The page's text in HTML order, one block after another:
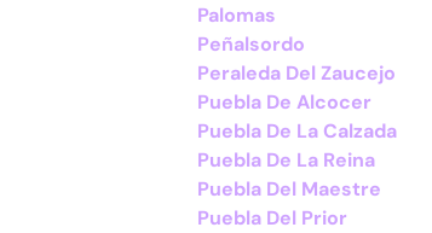
Palomas
Peñalsordo
Peraleda Del Zaucejo
Puebla De Alcocer
Puebla De La Calzada
Puebla De La Reina
Puebla Del Maestre
Puebla Del Prior